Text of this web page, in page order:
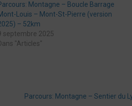
Montagne – Boucle Barrage
Louis – Mont-St-Pierre (version
– 52km
septembre 2025
"Articles"
Parcours: Montagne – Sentier du